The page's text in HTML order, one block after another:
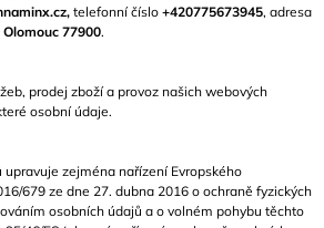
, telefonní číslo +420775673945, adresa
77900.
prodej zboží a provoz našich webových
osobní údaje.
zejména nařízení Evropského
679 ze dne 27. dubna 2016 o ochraně fyzických
osobních údajů a o volném pohybu těchto